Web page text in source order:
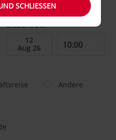
auswählen
ENDDATUM
Andere
SCHLIESSEN